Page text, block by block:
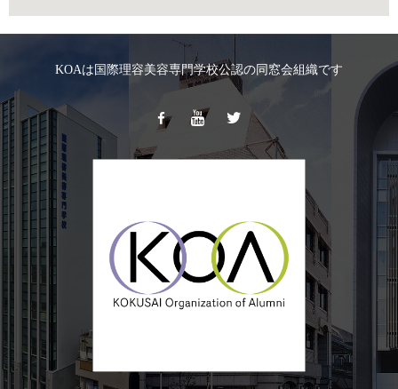
KOAは国際理容美容専門学校公認の同窓会組織です